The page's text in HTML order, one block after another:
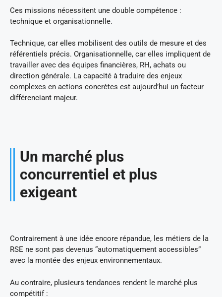
Ces missions nécessitent une double compétence :
technique et organisationnelle.
Technique, car elles mobilisent des outils de mesure et des
référentiels précis. Organisationnelle, car elles impliquent de
travailler avec des équipes financières, RH, achats ou
direction générale. La capacité à traduire des enjeux
complexes en actions concrètes est aujourd’hui un facteur
différenciant majeur.
Un marché plus
concurrentiel et plus
exigeant
Contrairement à une idée encore répandue, les métiers de la
RSE ne sont pas devenus “automatiquement accessibles”
avec la montée des enjeux environnementaux.
Au contraire, plusieurs tendances rendent le marché plus
compétitif :